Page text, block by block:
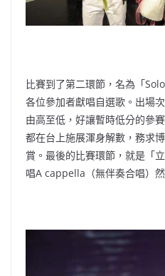
比賽到了第二環節，名為「
各位參加者獻唱自選歌。出場
由高至低，好讓暫時低分的參
都在台上施展渾身解數， 務求
賞。最後的比賽環節，就是「
唱A cappella（無伴奏合唱）